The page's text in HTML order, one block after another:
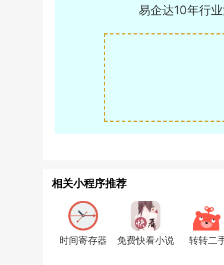
易企达10年行
相关小程序推荐
时间寄存器 免费快看小说 转转二